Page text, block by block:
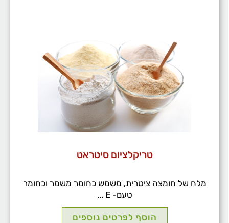
טריקלציום סיטראט
מלח של חומצה ציטרית, משמש כחומר משמר וכחומר
טעם- E ...
הוסף לפרטים נוספים